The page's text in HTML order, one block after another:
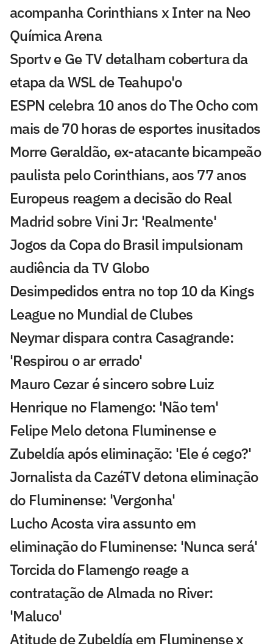
acompanha Corinthians x Inter na Neo
Química Arena
Sportv e Ge TV detalham cobertura da
etapa da WSL de Teahupo'o
ESPN celebra 10 anos do The Ocho com
mais de 70 horas de esportes inusitados
Morre Geraldão, ex-atacante bicampeão
paulista pelo Corinthians, aos 77 anos
Europeus reagem a decisão do Real
Madrid sobre Vini Jr: 'Realmente'
Jogos da Copa do Brasil impulsionam
audiência da TV Globo
Desimpedidos entra no top 10 da Kings
League no Mundial de Clubes
Neymar dispara contra Casagrande:
'Respirou o ar errado'
Mauro Cezar é sincero sobre Luiz
Henrique no Flamengo: 'Não tem'
Felipe Melo detona Fluminense e
Zubeldía após eliminação: 'Ele é cego?'
Jornalista da CazéTV detona eliminação
do Fluminense: 'Vergonha'
Lucho Acosta vira assunto em
eliminação do Fluminense: 'Nunca será'
Torcida do Flamengo reage a
contratação de Almada no River:
'Maluco'
Atitude de Zubeldía em Fluminense x